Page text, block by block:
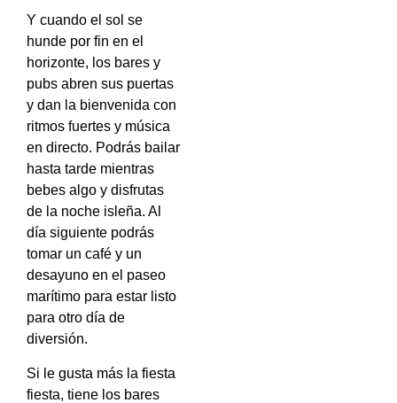
Y cuando el sol se
hunde por fin en el
horizonte, los bares y
pubs abren sus puertas
y dan la bienvenida con
ritmos fuertes y música
en directo. Podrás bailar
hasta tarde mientras
bebes algo y disfrutas
de la noche isleña. Al
día siguiente podrás
tomar un café y un
desayuno en el paseo
marítimo para estar listo
para otro día de
diversión.
Si le gusta más la fiesta
fiesta, tiene los bares